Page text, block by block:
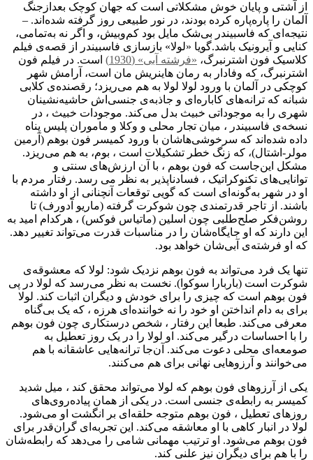
از آشتی و پایان خوش مشکلاتی است که جهان کوچک بعدازجنگ
آلمان را پاره‌پاره کرده بودند، در نور طبیعی روز گرفته شده‌اند. –
نتیجه‌ای که فاسبیندر بی‌شک مایل بود کم‌وبیش، و اگر نه به‌تمامی،
کنایی و آيرونیک باشد.گویا «لولا» بازسازی فاسبیندر از قصه‌ی فیلم
کلاسیک فون اشترنبرگ، «فرشته آبی» (1930)
است. در فیلم فون
اشترنبرگ، که وفادار به رمان هاینریش مان است، آرامش شهر
کوچکی در آلمان با ورود لولا لولا به هم می‌ریزد؛ رقصنده‌ی کلابی
شبانه که ترانه‌های کاباره‌ای و جاذبه‌ی جنسی‌اش حاشیه‌نشینان
شهری را به موجوداتی خبیث بدل می‌کند. موجودات خبیث ، در
نسخه‌ی فاسبیندر ، میان تجار محلی و وکلا و ماموران پلیس پناه
داده شده‌اند که سرخوشی‌هاشان با ورود کمیسر فون بوهم (آرمین
مولر-اشتال)، که زنگ خطر تشکیلات است ، بوم، به هم می‌ریزد.
مشکل این‌جاست که فون بوهم ، با آن ارزش‌های سنتی و
توانایی‌های تکنوکراتیک ، فسادناپذیر به نظر می رسد. رفتار مردم با
او در شهر به‌گونه‌ای است که گویی توقعات آنچنانی از او داشته
باشند. از تاجر قدرتمندی چون شوکرت گرفته (ماریو آدورف) تا
روشن‌فکر صلح‌طلبی چون اسلین (ماتیاس فوکس) ، هرکدام امید به
این دارند که او جایگاه‌شان را در مناسبات قدرت می‌تواند تغییر دهد.
که او فرشته‌ی آبی‌شان خواهد بود.
تنها یک فرد می‌تواند به فون بوهم نزدیک شود: لولا که معشوقه‌ی
شوکرت است (باربارا سوکوا). نخست به نظر می‌رسد که لولا در پی
فون بوهم است که چیزی را برای خودش و دیگران اثبات کند. لولا
برای به دام انداختن او خود را نه خواننده‌ای هرزه ، که یک بی‌گناه
معرفی می‌کند. طبعا این رفتار ، شخص درستکاری چون فون بوهم
را با احساسات درگیر می‌کند. او لولا را در یک روز تعطیل به
صومعه‌ای محلی دعوت می‌کند. آن‌جا ترانه‌هایی عاشقانه با هم
می‌خوانند و آرزوهایی نهانی برای هم می‌کنند.
یکی از آرزوهای فون بوهم که لولا می‌تواند محقق کند ، میل شدید
کمیسر به رابطه‌ی جنسی است. در یکی از همان پیاده‌روی‌های
روزهای تعطیل ، فون بوهم متوجه حلقه‌ای بر انگشت او می‌شود.
لولا در انبار کاهی با او معاشقه می‌کند. این تجربه‌ای گران‌قدر برای
فون بوهم می‌شود. او ترتیب مهمانی شامی را می‌دهد که رابطه‌شان
را با هم برای دیگران نیز علنی کند.